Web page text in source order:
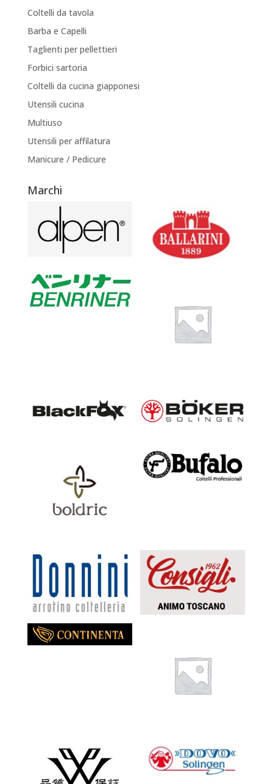
Coltelli da tavola
Barba e Capelli
Taglienti per pellettieri
Forbici sartoria
Coltelli da cucina giapponesi
Utensili cucina
Multiuso
Utensili per affilatura
Manicure / Pedicure
Marchi